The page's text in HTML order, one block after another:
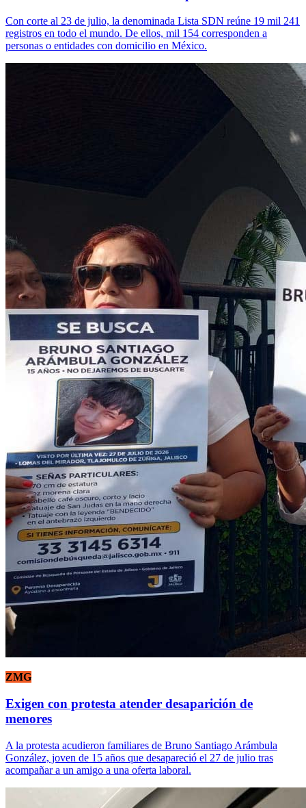
Con corte al 23 de julio, la denominada Lista SDN reúne 19 mil 241
registros en todo el mundo. De ellos, mil 154 corresponden a
personas o entidades con domicilio en México.
ZMG
Exigen con protesta atender desaparición de
menores
A la protesta acudieron familiares de Bruno Santiago Arámbula
González, joven de 15 años que desapareció el 27 de julio tras
acompañar a un amigo a una oferta laboral.